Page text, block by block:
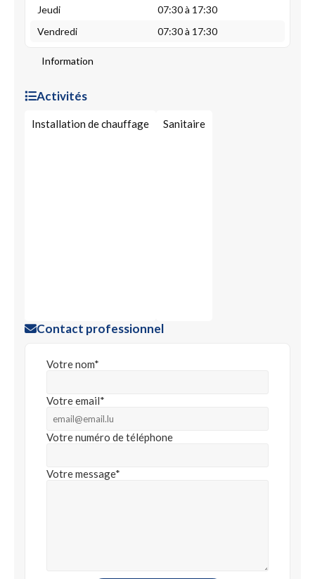
Jeudi
07:30 à 17:30
Vendredi
07:30 à 17:30
Information
Activités
Installation de chauffage Sanitaire
Contact professionnel
Votre nom*
Votre email*
Votre numéro de téléphone
Votre message*